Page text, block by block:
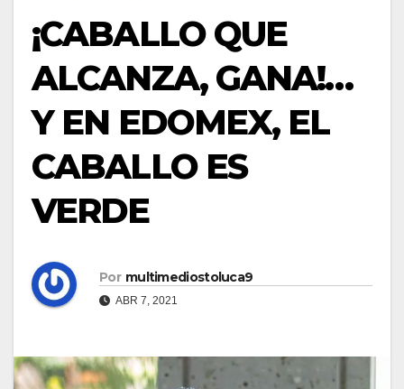
¡CABALLO QUE
ALCANZA, GANA!…
Y EN EDOMEX, EL
CABALLO ES
VERDE
Por multimediostoluca9
ABR 7, 2021